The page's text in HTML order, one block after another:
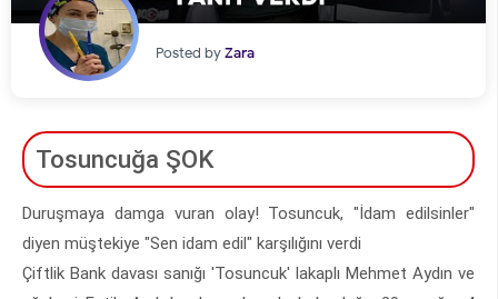
Posted byZara
Tosuncuğa ŞOK
Duruşmaya damga vuran olay! Tosuncuk, "İdam edilsinler"
diyen müştekiye "Sen idam edil" karşılığını verdi
Çiftlik Bank davası sanığı 'Tosuncuk' lakaplı Mehmet Aydın ve